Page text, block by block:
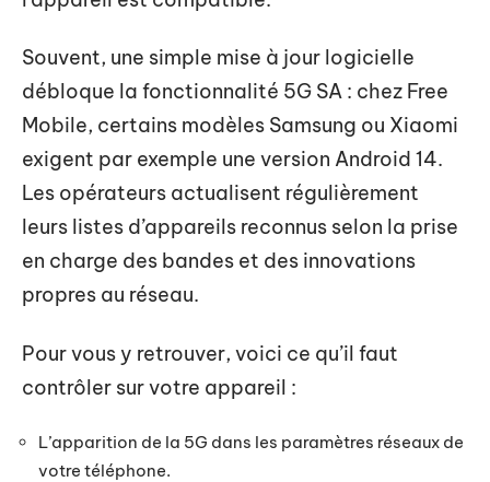
Souvent, une simple mise à jour logicielle
débloque la fonctionnalité 5G SA : chez Free
Mobile, certains modèles Samsung ou Xiaomi
exigent par exemple une version Android 14.
Les opérateurs actualisent régulièrement
leurs listes d’appareils reconnus selon la prise
en charge des bandes et des innovations
propres au réseau.
Pour vous y retrouver, voici ce qu’il faut
contrôler sur votre appareil :
L’apparition de la 5G dans les paramètres réseaux de
votre téléphone.